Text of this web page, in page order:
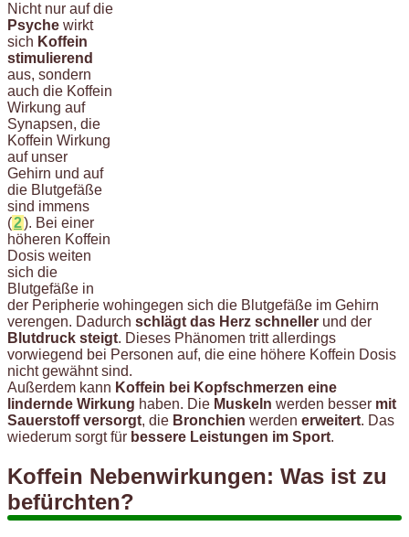
Nicht nur auf die
Psyche wirkt
sich Koffein
stimulierend
aus, sondern
auch die Koffein
Wirkung auf
Synapsen, die
Koffein Wirkung
auf unser
Gehirn und auf
die Blutgefäße
sind immens
(2). Bei einer
höheren Koffein
Dosis weiten
sich die
Blutgefäße in
der Peripherie wohingegen sich die Blutgefäße im Gehirn
verengen. Dadurch schlägt das Herz schneller und der
Blutdruck steigt. Dieses Phänomen tritt allerdings
vorwiegend bei Personen auf, die eine höhere Koffein Dosis
nicht gewähnt sind.
Außerdem kann Koffein bei Kopfschmerzen eine
lindernde Wirkung haben. Die Muskeln werden besser mit
Sauerstoff versorgt, die Bronchien werden erweitert. Das
wiederum sorgt für bessere Leistungen im Sport.
Koffein Nebenwirkungen: Was ist zu
befürchten?